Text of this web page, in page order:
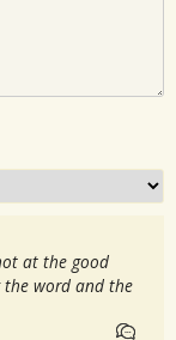
at the good
the word and the